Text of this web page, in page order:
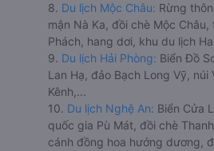
8. Du lịch Mộc Châu: Rừng
mận Nà Ka, đồi chè Mộc Châu,
Phách, hang dơi, khu du lịch
9. Du lịch Hải Phòng: Biển Đồ
Lan Hạ, đảo Bạch Long Vỹ, núi
Kênh,...
10. Du lịch Nghệ An: Biển Cửa
quốc gia Pù Mát, đồi chè
cánh đồng hoa hướng dương,